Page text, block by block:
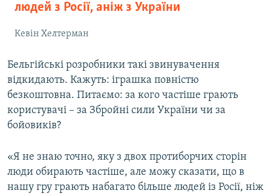
людей з Росії, аніж з України
Кевін Хелтерман
Бельгійські розробники такі звинувачення
відкидають. Кажуть: іграшка повністю
безкоштовна. Питаємо: за кого частіше грають
користувачі – за Збройні сили України чи за
бойовиків?
«Я не знаю точно, яку з двох протиборчих сторін
люди обирають частіше, але можу сказати, що в
нашу гру грають набагато більше людей із Росії, ніж